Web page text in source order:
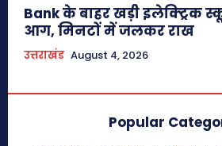
Bank के बाहर खड़ी इलेक्ट्रिक
आग, मिनटों में जलकर राख
उत्तराखंड August 4, 2026
Popular